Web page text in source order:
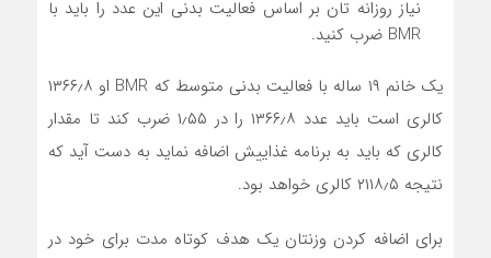
نیاز روزانه تان بر اساس فعالیت بدنی این عدد را باید با
BMR ضرب کنید.
یک خانم ۱۹ ساله با فعالیت بدنی متوسط که BMR او ۱۳۶۶٫۸
کالری است باید عدد ۱۳۶۶٫۸ را در ۱٫۵۵ ضرب کند تا مقدار
کالری که باید به برنامه غذاییش اضافه نماید به دست آید که
نتیجه ۲۱۱۸٫۵ کالری خواهد بود.
برای اضافه کردن وزنتان یک هدف کوتاه مدت برای خود در